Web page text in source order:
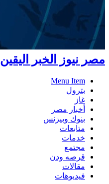
مصر نيوز الخبر اليقين
Menu Item
بترول
غاز
أخبار مصر
بنوك وبيزنس
متابعات
خدمات
مجتمع
قرصه ودن
مقالات
فيديوهات